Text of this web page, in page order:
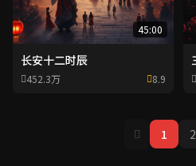
45:00
长安十二时辰
452.3万 8.9
1 2